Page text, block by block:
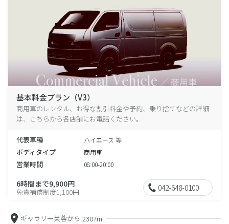
基本料金プラン（V3）
商用車のレンタル、お得な割引料金や予約、乗り捨てなどの詳細
は、こちらから各店舗にお電話ください。
代表車種 ハイエース 等
ボディタイプ 商用車
営業時間 08:00-20:00
6時間まで9,900円
免責補償制度1,100円 042-648-0100
ギャラリー芙蓉から 2307m